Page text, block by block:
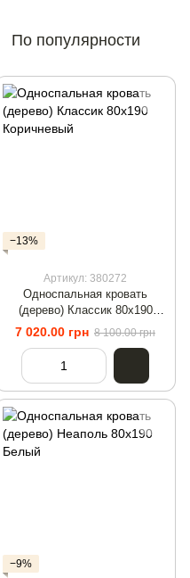
По популярности
−13%
Артикул: 380272
Односпальная кровать
(дерево) Классик 80х190
Коричневый
7 020.00 грн 8 100.00 грн
−9%